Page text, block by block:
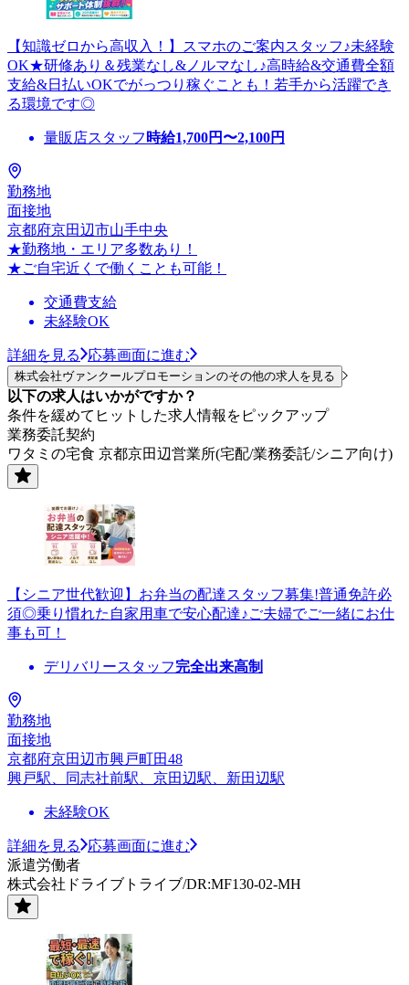
【知識ゼロから高収入！】スマホのご案内スタッフ♪未経験
OK★研修あり＆残業なし&ノルマなし♪高時給&交通費全額
支給&日払いOKでがっつり稼ぐことも！若手から活躍でき
る環境です◎
量販店スタッフ 時給1,700円〜2,100円
勤務地
面接地
京都府京田辺市山手中央
★勤務地・エリア多数あり！
★ご自宅近くで働くことも可能！
交通費支給
未経験OK
詳細を見る 応募画面に進む
株式会社ヴァンクールプロモーションのその他の求人を見る
以下の求人はいかがですか？
条件を緩めてヒットした求人情報をピックアップ
業務委託契約
ワタミの宅食 京都京田辺営業所(宅配/業務委託/シニア向け)
【シニア世代歓迎】お弁当の配達スタッフ募集!普通免許必
須◎乗り慣れた自家用車で安心配達♪ご夫婦でご一緒にお仕
事も可！
デリバリースタッフ完全出来高制
勤務地
面接地
京都府京田辺市興戸町田48
興戸駅、同志社前駅、京田辺駅、新田辺駅
未経験OK
詳細を見る
応募画面に進む
派遣労働者
株式会社ドライブトライブ/DR:MF130-02-MH